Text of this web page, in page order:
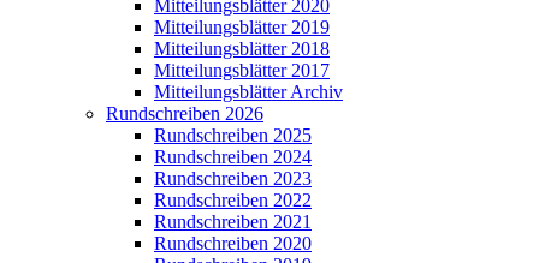
Mitteilungsblätter 2020
Mitteilungsblätter 2019
Mitteilungsblätter 2018
Mitteilungsblätter 2017
Mitteilungsblätter Archiv
Rundschreiben 2026
Rundschreiben 2025
Rundschreiben 2024
Rundschreiben 2023
Rundschreiben 2022
Rundschreiben 2021
Rundschreiben 2020